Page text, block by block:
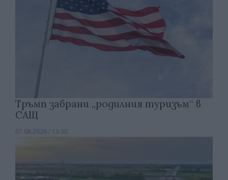
Тръмп забрани „родилния туризъм“ в
САЩ
07.08.2026 / 13:30